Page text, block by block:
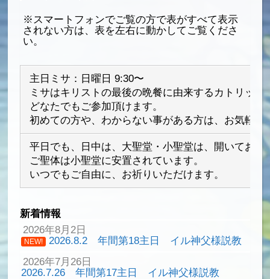
※スマートフォンでご覧の方で表がすべて表示
されない方は、表を左右に動かしてご覧くださ
い。
主日ミサ：日曜日 9:30〜
ミサはキリストの最後の晩餐に由来するカトリック
どなたでもご参加頂けます。
初めての方や、わからない事がある方は、お気軽に
平日でも、日中は、大聖堂・小聖堂は、開いており
ご聖体は小聖堂に安置されています。
いつでもご自由に、お祈りいただけます。
新着情報
2026年8月2日
NEW!
2026.8.2 年間第18主日 イル神父様説教
2026年7月26日
2026.7.26 年間第17主日 イル神父様説教